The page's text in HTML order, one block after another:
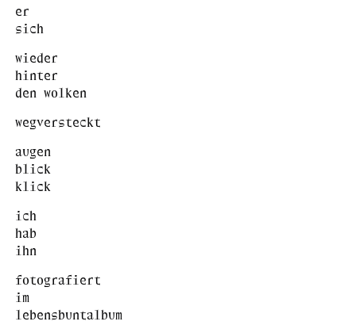
er
sich
wieder
hinter
den wolken
wegversteckt
augen
blick
klick
ich
hab
ihn
fotografiert
im
lebensbuntalbum